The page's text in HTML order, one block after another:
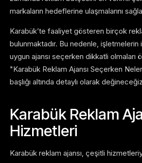
markaların hedeflerine ulaşmalarını
Karabük’te faaliyet gösteren birçok
bulunmaktadır. Bu nedenle, işletmelerin
uygun ajansı seçerken dikkatli olmaları
"Karabük Reklam Ajansı Seçerken
başlığı altında detaylı olarak
Karabük Reklam
Hizmetleri
Karabük reklam ajansı, çeşitli